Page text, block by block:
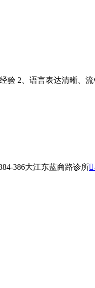
验 2、语言表达清晰、
386大江东蓝商路诊所